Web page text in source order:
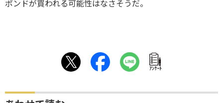
ポンドが買われる可能性はなさそうだ。
ｱﾝｹｰﾄ